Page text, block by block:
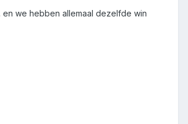
we hebben allemaal dezelfde win